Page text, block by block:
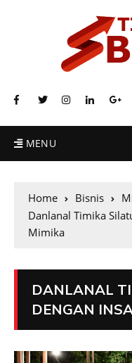
MENU
Home Bisnis
Danlanal Timika
Mimika
DANLANAL
DENGAN